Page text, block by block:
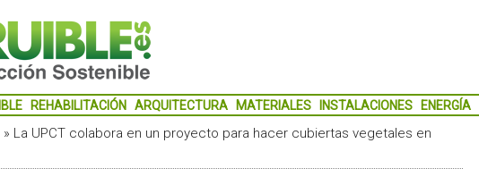
REHABILITACIÓN ARQUITECTURA MATERIALES INSTALACIONES ENERGÍA
» La UPCT colabora en un proyecto para hacer cubiertas vegetales en